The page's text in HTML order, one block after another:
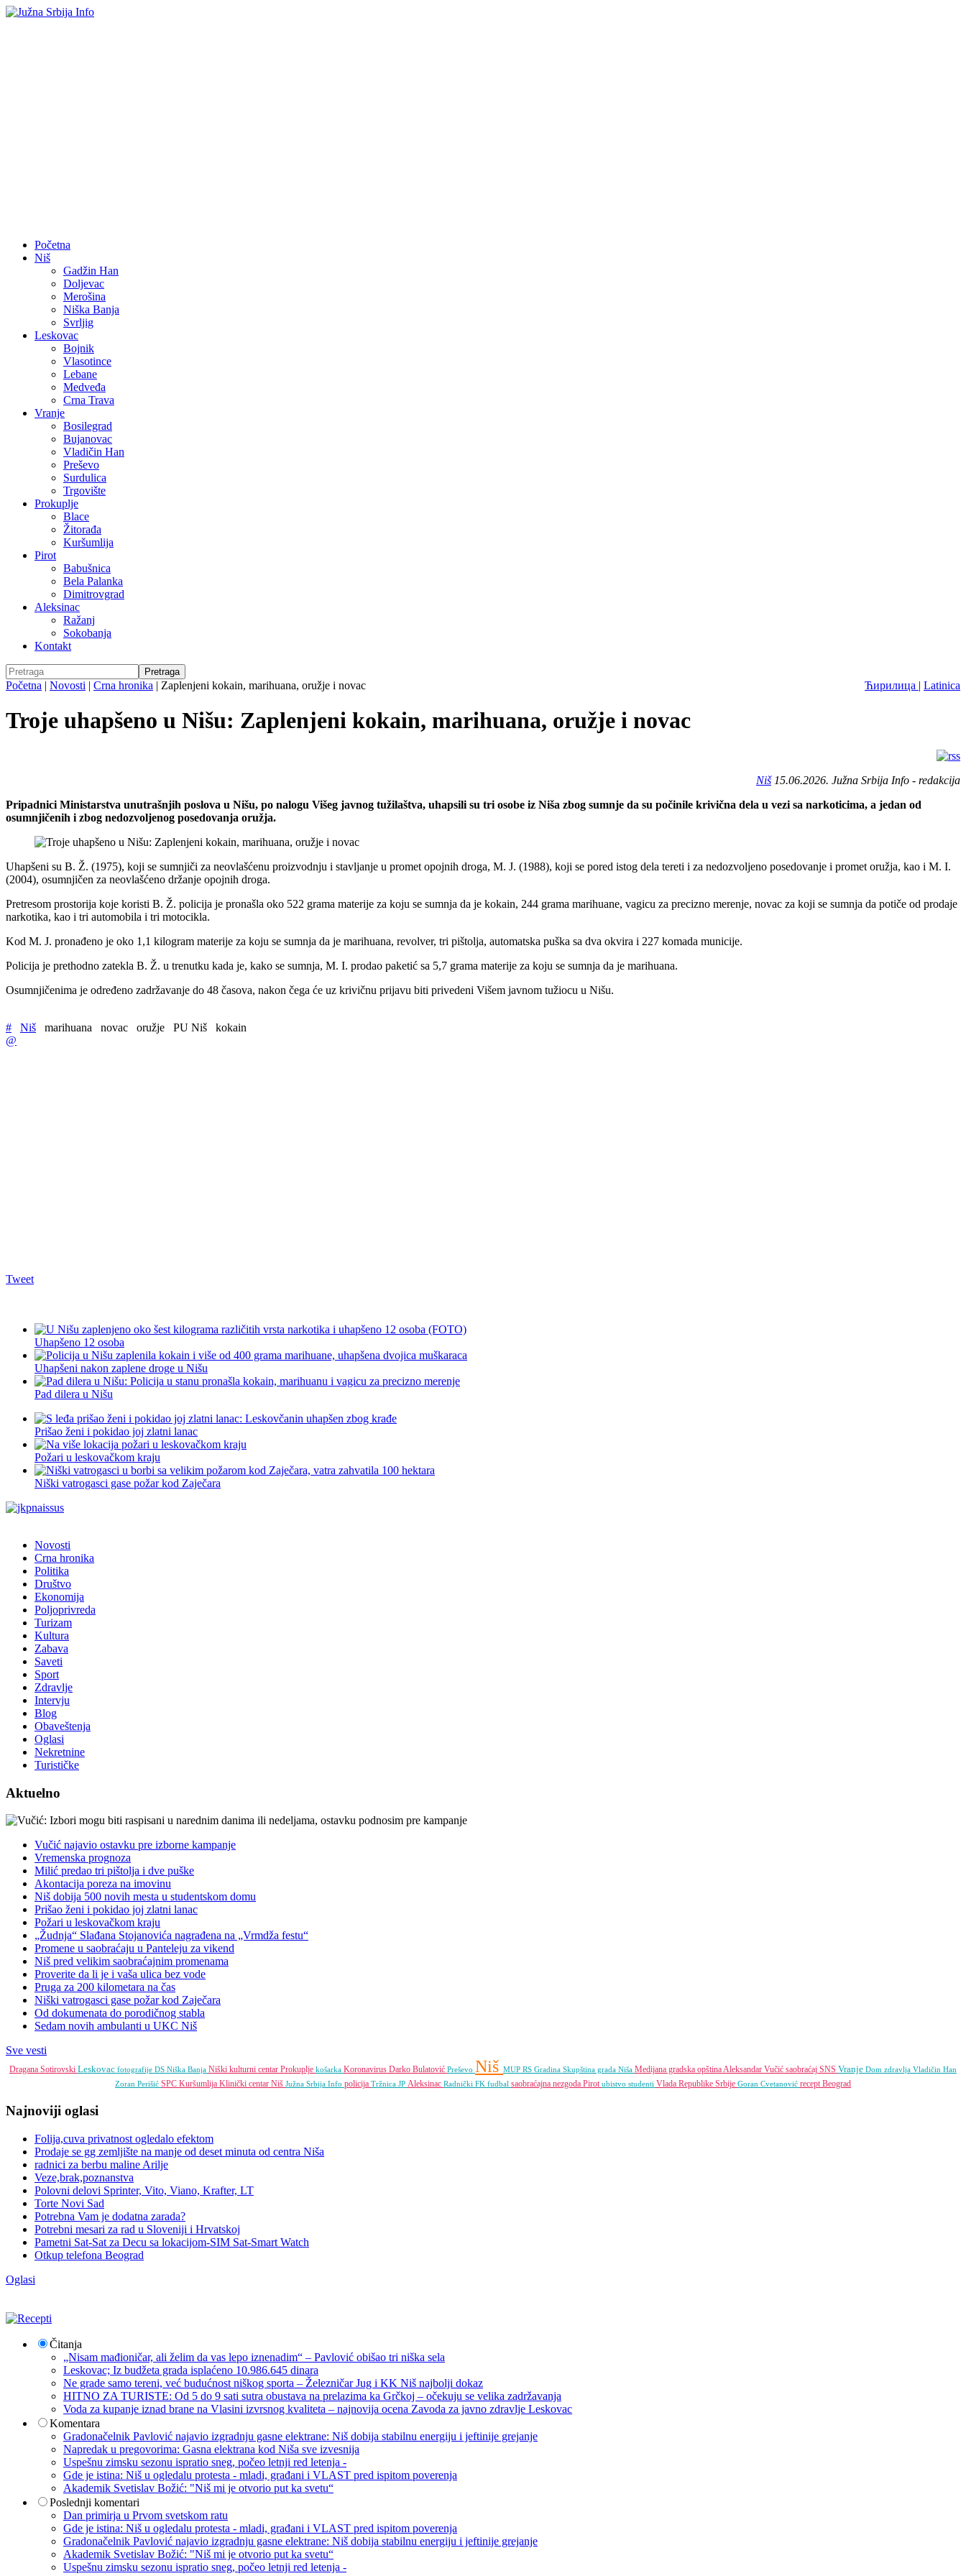
Početna
Niš
Gadžin Han
Doljevac
Merošina
Niška Banja
Svrljig
Leskovac
Bojnik
Vlasotince
Lebane
Medveđa
Crna Trava
Vranje
Bosilegrad
Bujanovac
Vladičin Han
Preševo
Surdulica
Trgovište
Prokuplje
Blace
Žitorađa
Kuršumlija
Pirot
Babušnica
Bela Palanka
Dimitrovgrad
Aleksinac
Ražanj
Sokobanja
Kontakt
Ћирилица | Latinica
Početna | Novosti | Crna hronika | Zaplenjeni kokain, marihuana, oružje i novac
Troje uhapšeno u Nišu: Zaplenjeni kokain, marihuana, oružje i novac
Niš15.06.2026. Južna Srbija Info - redakcija
Pripadnici Ministarstva unutrašnjih poslova u Nišu, po nalogu Višeg javnog tužilaštva, uhapsili su tri osobe iz Niša zbog sumnje da su počinile krivična dela u vezi sa narkoticima, a jedan od
osumnjičenih i zbog nedozvoljenog posedovanja oružja.
Uhapšeni su B. Ž. (1975), koji se sumnjiči za neovlašćenu proizvodnju i stavljanje u promet opojnih droga, M. J. (1988), koji se pored istog dela tereti i za nedozvoljeno posedovanje i promet oružja, kao i M. I.
(2004), osumnjičen za neovlašćeno držanje opojnih droga.
Pretresom prostorija koje koristi B. Ž. policija je pronašla oko 522 grama materije za koju se sumnja da je kokain, 244 grama marihuane, vagicu za precizno merenje, novac za koji se sumnja da potiče od prodaje
narkotika, kao i tri automobila i tri motocikla.
Kod M. J. pronađeno je oko 1,1 kilogram materije za koju se sumnja da je marihuana, revolver, tri pištolja, automatska puška sa dva okvira i 227 komada municije.
Policija je prethodno zatekla B. Ž. u trenutku kada je, kako se sumnja, M. I. prodao paketić sa 5,7 grama materije za koju se sumnja da je marihuana.
Osumnjičenima je određeno zadržavanje do 48 časova, nakon čega će uz krivičnu prijavu biti privedeni Višem javnom tužiocu u Nišu.
# Niš marihuana novac oružje PU Niš
kokain
@
Tweet
Uhapšeno 12 osoba
Uhapšeni nakon zaplene droge u Nišu
Pad dilera u Nišu
Prišao ženi i pokidao joj zlatni lanac
Požari u leskovačkom kraju
Niški vatrogasci gase požar kod Zaječara
Novosti
Crna hronika
Politika
Društvo
Ekonomija
Poljoprivreda
Turizam
Kultura
Zabava
Saveti
Sport
Zdravlje
Intervju
Blog
Obaveštenja
Oglasi
Nekretnine
Turističke
Aktuelno
Vučić najavio ostavku pre izborne kampanje
Vremenska prognoza
Milić predao tri pištolja i dve puške
Akontacija poreza na imovinu
Niš dobija 500 novih mesta u studentskom domu
Prišao ženi i pokidao joj zlatni lanac
Požari u leskovačkom kraju
„Žudnja“ Slađana Stojanovića nagrađena na „Vrmdža festu“
Promene u saobraćaju u Panteleju za vikend
Niš pred velikim saobraćajnim promenama
Proverite da li je i vaša ulica bez vode
Pruga za 200 kilometara na čas
Niški vatrogasci gase požar kod Zaječara
Od dokumenata do porodičnog stabla
Sedam novih ambulanti u UKC Niš
Sve vesti
Dragana Sotirovski Leskovac fotografije DS Niška Banja Niški kulturni centar Prokuplje košarka Koronavirus Darko Bulatović Preševo Niš MUP RS Gradina Skupština grada Niša Medijana gradska opštinaAleksandar Vučić saobraćaj SNS Vranje Dom zdravlja Vladičin Han
Zoran Perišić SPC Kuršumlija Klinički centar Niš Južna Srbija Info policija Tržnica JP Aleksinac Radnički FK fudbal saobraćajna nezgoda Pirotubistvo studenti Vlada Republike Srbije Goran Cvetanović receptBeograd
Najnoviji oglasi
Folija,cuva privatnost ogledalo efektom
Prodaje se gg zemljište na manje od deset minuta od centra Niša
radnici za berbu maline Arilje
Veze,brak,poznanstva
Polovni delovi Sprinter, Vito, Viano, Krafter, LT
Torte Novi Sad
Potrebna Vam je dodatna zarada?
Potrebni mesari za rad u Sloveniji i Hrvatskoj
Pametni Sat-Sat za Decu sa lokacijom-SIM Sat-Smart Watch
Otkup telefona Beograd
Oglasi
Čitanja
„Nisam mađioničar, ali želim da vas lepo iznenadim“ – Pavlović obišao tri niška sela
Leskovac; Iz budžeta grada isplaćeno 10.986.645 dinara
Ne grade samo tereni, već budućnost niškog sporta – Železničar Jug i KK Niš najbolji dokaz
HITNO ZA TURISTE: Od 5 do 9 sati sutra obustava na prelazima ka Grčkoj – očekuju se velika zadržavanja
Voda za kupanje iznad brane na Vlasini izvrsnog kvaliteta – najnovija ocena Zavoda za javno zdravlje Leskovac
Komentara
Gradonačelnik Pavlović najavio izgradnju gasne elektrane: Niš dobija stabilnu energiju i jeftinije grejanje
Napredak u pregovorima: Gasna elektrana kod Niša sve izvesnija
Uspešnu zimsku sezonu ispratio sneg, počeo letnji red letenja -
Gde je istina: Niš u ogledalu protesta - mladi, građani i VLAST pred ispitom poverenja
Akademik Svetislav Božić: "Niš mi je otvorio put ka svetu“
Poslednji komentari
Dan primirja u Prvom svetskom ratu
Gde je istina: Niš u ogledalu protesta - mladi, građani i VLAST pred ispitom poverenja
Gradonačelnik Pavlović najavio izgradnju gasne elektrane: Niš dobija stabilnu energiju i jeftinije grejanje
Akademik Svetislav Božić: "Niš mi je otvorio put ka svetu“
Uspešnu zimsku sezonu ispratio sneg, počeo letnji red letenja -